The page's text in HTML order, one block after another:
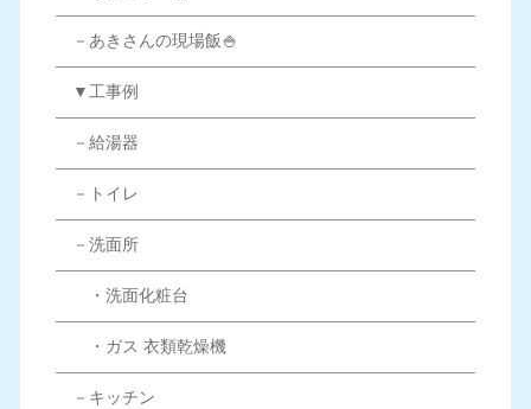
－あきさんの現場飯🍚
▼工事例
－給湯器
－トイレ
－洗面所
・洗面化粧台
・ガス 衣類乾燥機
－キッチン